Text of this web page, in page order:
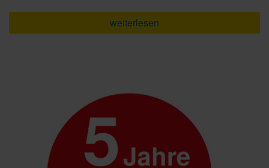
„Smarter
Sonnenschutz
weiterlesen